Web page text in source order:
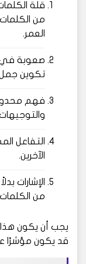
قلة
من
العمر.
صعوبة في
تكوين
فهم
التفاعل
الآخرين.
الإشارات
من الكلمات
يجب أن يكون هذا
قد يكون مؤشرًا